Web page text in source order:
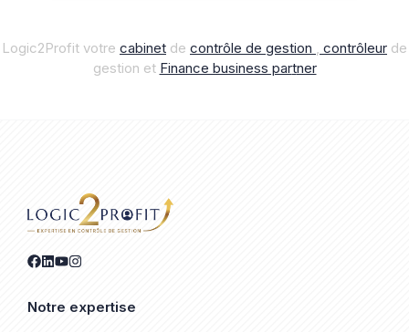
Logic2Profit votre cabinet de contrôle de gestion , contrôleur de
gestion et Finance business partner
Notre expertise